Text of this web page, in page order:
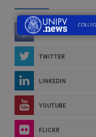
FACEBOOK
TWITTER
LINKEDIN
YOUTUBE
FLICKR